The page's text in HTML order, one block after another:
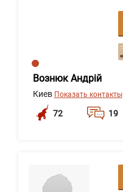
Вознюк Андрій
Киев Показать контакты
72 19